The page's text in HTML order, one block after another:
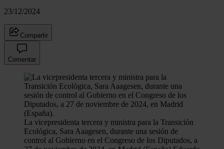
23/12/2024
Compartir
Comentar
La vicepresidenta tercera y ministra para la Transición
Ecológica, Sara Aaagesen, durante una sesión de
control al Gobierno en el Congreso de los Diputados, a